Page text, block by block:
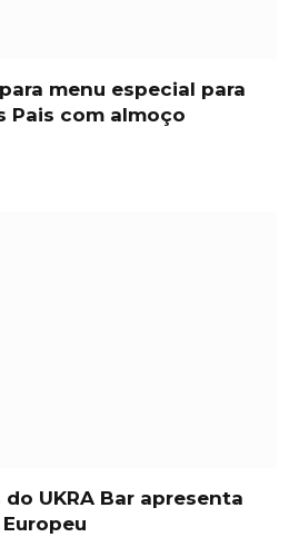
menu especial para
Pais com almoço
UKRA Bar apresenta